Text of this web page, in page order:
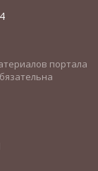
портала